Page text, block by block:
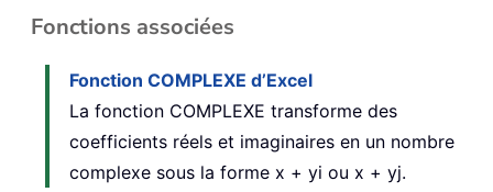
Fonctions associées
Fonction COMPLEXE d’Excel
La fonction COMPLEXE transforme des
coefficients réels et imaginaires en un nombre
complexe sous la forme x + yi ou x + yj.